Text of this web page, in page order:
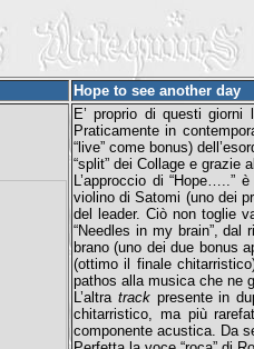
Hope to see another day
E’ proprio di questi giorni
Praticamente in
“live” come bonus)
“split” dei Collage e grazie
L’approccio di “Hope…..”
violino di Satomi (uno dei
del leader. Ciò non toglie
“Needles in my brain”, dal
brano (uno dei due bonus
(ottimo il finale
pathos alla musica che ne
L’altra trackpresente in
chitarristico, ma più
componente acustica. Da